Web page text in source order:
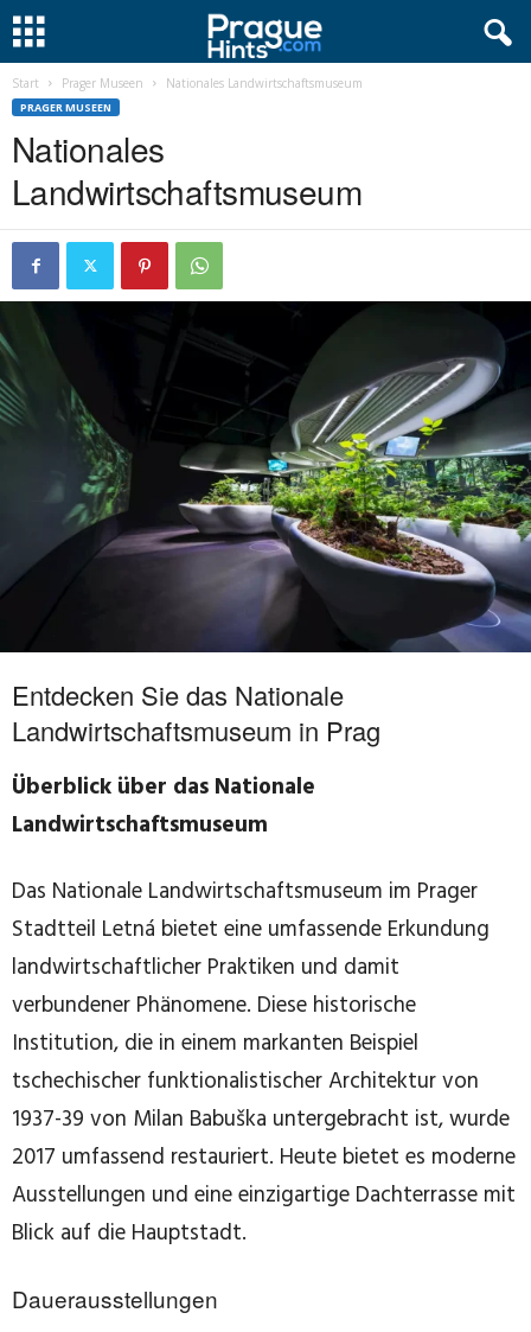
Start Prager Museen Nationales Landwirtschaftsmuseum
PRAGER MUSEEN
Nationales
Landwirtschaftsmuseum
Entdecken Sie das Nationale
Landwirtschaftsmuseum in Prag
Überblick über das Nationale
Landwirtschaftsmuseum
Das Nationale Landwirtschaftsmuseum im Prager
Stadtteil Letná bietet eine umfassende Erkundung
landwirtschaftlicher Praktiken und damit
verbundener Phänomene. Diese historische
Institution, die in einem markanten Beispiel
tschechischer funktionalistischer Architektur von
1937-39 von Milan Babuška untergebracht ist, wurde
2017 umfassend restauriert. Heute bietet es moderne
Ausstellungen und eine einzigartige Dachterrasse mit
Blick auf die Hauptstadt.
Dauerausstellungen